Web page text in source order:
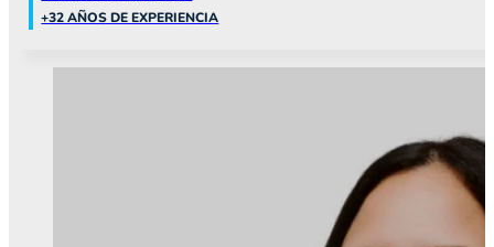
+32 AÑOS DE EXPERIENCIA